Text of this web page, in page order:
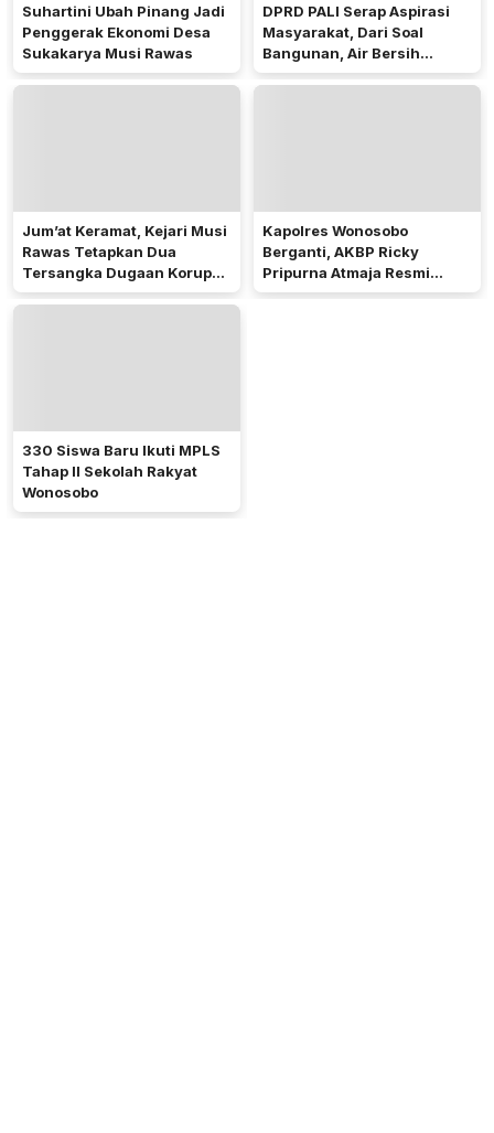
Suhartini Ubah Pinang Jadi
Penggerak Ekonomi Desa
Sukakarya Musi Rawas
DPRD PALI Serap Aspirasi
Masyarakat, Dari Soal
Bangunan, Air Bersih
Hingga Pergub Seismik
Jum’at Keramat, Kejari Musi
Rawas Tetapkan Dua
Tersangka Dugaan Korupsi
Dana PSR
Kapolres Wonosobo
Berganti, AKBP Ricky
Pripurna Atmaja Resmi
Menjabat
330 Siswa Baru Ikuti MPLS
Tahap II Sekolah Rakyat
Wonosobo